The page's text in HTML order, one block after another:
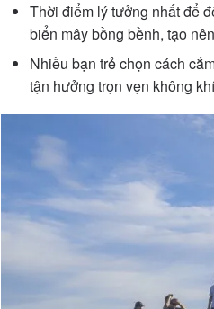
Thời điểm lý tưởng nhất để
biển mây bồng bềnh, tạo
Nhiều bạn trẻ chọn cách
tận hưởng trọn vẹn không